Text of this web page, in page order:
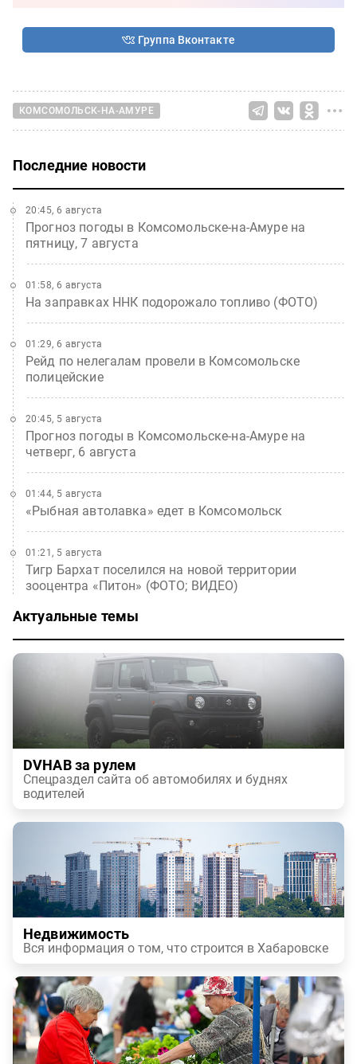
Группа Вконтакте
КОМСОМОЛЬСК-НА-АМУРЕ
Последние новости
Прогноз погоды в Комсомольске-на-Амуре на
пятницу, 7 августа
20:45, 6 августа
На заправках ННК подорожало топливо (ФОТО)
01:58, 6 августа
Рейд по нелегалам провели в Комсомольске
полицейские
01:29, 6 августа
Прогноз погоды в Комсомольске-на-Амуре на
четверг, 6 августа
20:45, 5 августа
«Рыбная автолавка» едет в Комсомольск
01:44, 5 августа
Тигр Бархат поселился на новой территории
зооцентра «Питон» (ФОТО; ВИДЕО)
01:21, 5 августа
Актуальные темы
DVHAB за рулем
Спецраздел сайта об автомобилях и буднях
водителей
Недвижимость
Вся информация о том, что строится в Хабаровске